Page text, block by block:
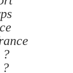
?